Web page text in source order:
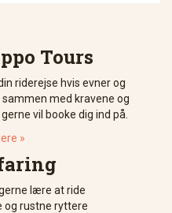
Tours
riderejse hvis evner og
med kravene og
vil booke dig ind på.
»
lære at ride
og rustne ryttere